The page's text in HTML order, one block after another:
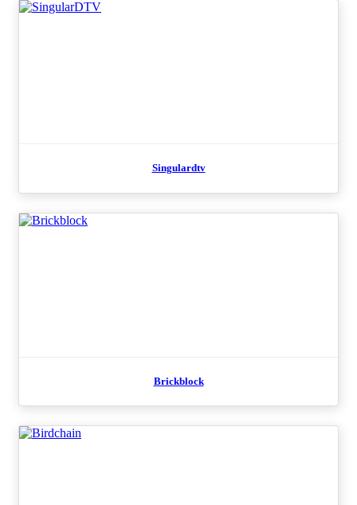
Singulardtv
Brickblock